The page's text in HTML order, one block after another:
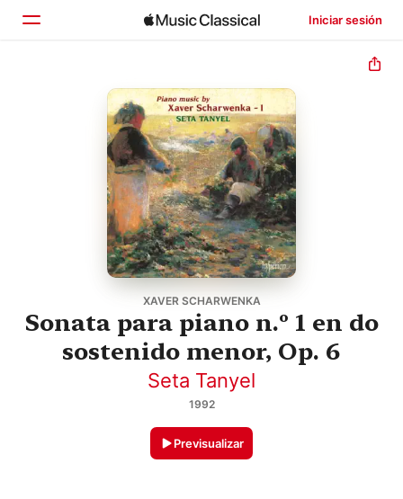
Iniciar sesión
Explorar
XAVER SCHARWENKA
Sonata para piano n.º 1 en do
sostenido menor, Op. 6
Seta Tanyel
1992
Previsualizar